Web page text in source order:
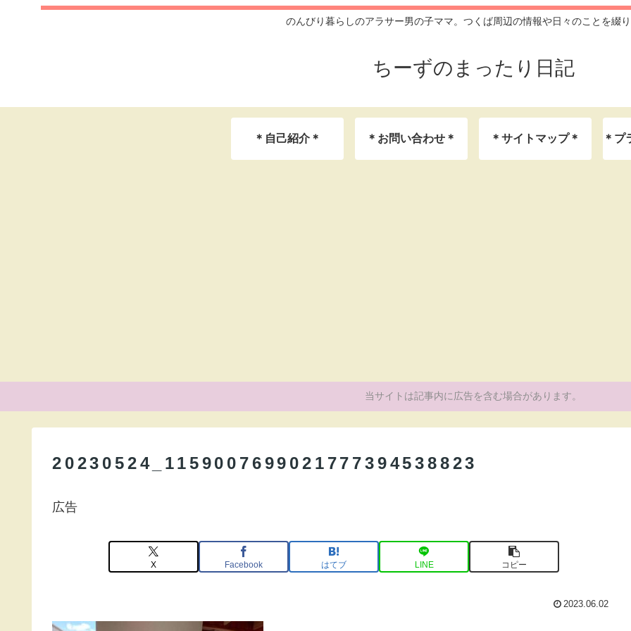
のんびり暮らしのアラサー男の子ママ。つくば周辺の情報や日々のことを綴り
ちーずのまったり日記
＊自己紹介＊ ＊お問い合わせ＊ ＊サイトマップ＊
当サイトは記事内に広告を含む場合があります。
20230524_1159007699021777394538823
広告
X Facebook はてブ LINE コピー
2023.06.02